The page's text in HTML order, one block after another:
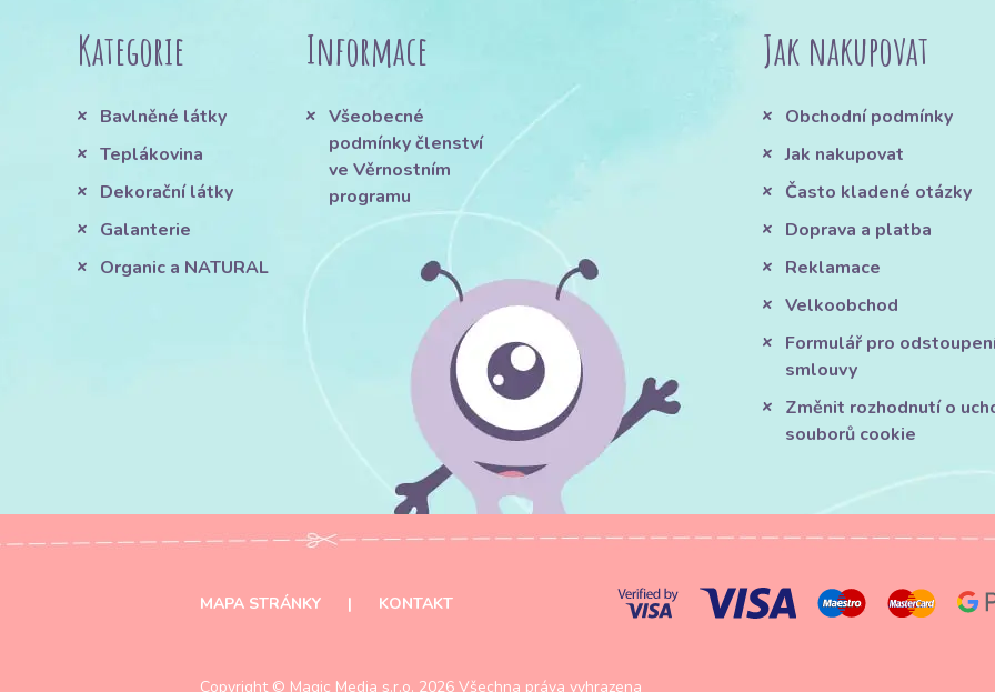
Kategorie
Bavlněné látky
Teplákovina
Dekorační látky
Galanterie
Organic a NATURAL
Informace
Všeobecné
podmínky členství
ve Věrnostním
programu
Jak nakupovat
Obchodní podmínky
Jak nakupovat
Často kladené otázky
Doprava a platba
Reklamace
Velkoobchod
Formulář pro
smlouvy
Změnit rozhodnutí o
souborů cookie
MAPA STRÁNKY | KONTAKT
Copyright © Magic Media s.r.o. 2026 Všechna práva vyhrazena